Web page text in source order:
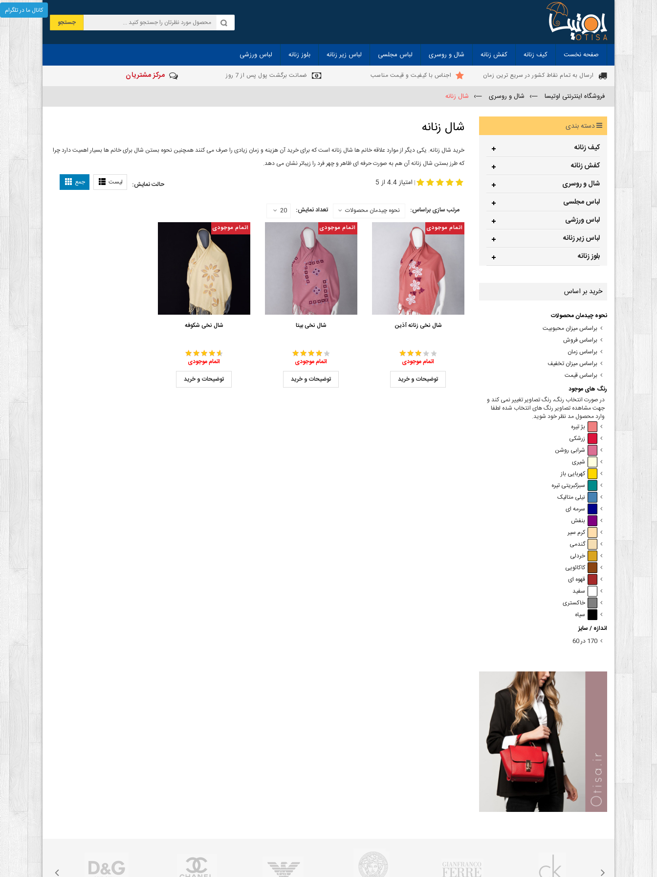
جستجو
صفحه نخست کیف زنانه کفش زنانه شال و روسری لباس مجلسی لباس زیر زنانه بلوز زنانه لباس ورزشی
ارسال به تمام نقاط کشور در سریع ترین زمان اجناس با کیفیت و قیمت مناسب ضمانت برگشت پول پس از 7 روز مرکز مشتریان
فروشگاه اینترنتی اوتیسا —› شال و روسری —› شال زنانه
شال زنانه
خرید شال زنانه. یکی دیگر از موارد علاقه خانم ها شال زنانه است که برای خرید آن هزینه و زمان زیادی را صرف می کنند همچنین نحوه بستن شال برای خانم ها بسیار اهمیت دارد چرا
که طرز بستن شال زنانه آن هم به صورت حرفه ای ظاهر و چهر فرد را زیباتر نشان می دهد.
حالت نمایش: لیست جمع | امتیاز 4.4 از 5
مرتب سازی براساس: نحوه چیدمان محصولات تعداد نمایش: 20
اتمام موجودی
شال نخی زنانه آذین
اتمام موجودی
توضیحات و خرید
اتمام موجودی
شال نخی بیتا
اتمام موجودی
توضیحات و خرید
اتمام موجودی
شال نخی شکوفه
اتمام موجودی
توضیحات و خرید
دسته بندی
کیف زنانه
کفش زنانه
شال و روسری
لباس مجلسی
لباس ورزشی
لباس زیر زنانه
بلوز زنانه
خرید بر اساس
نحوه چیدمان محصولات
براساس میزان محبوبیت
براساس فروش
براساس زمان
براساس میزان تخفیف
براساس قیمت
رنگ های موجود
در صورت انتخاب رنگ، رنگ تصاویر تغییر نمی کند و
جهت مشاهده تصاویر رنگ های انتخاب شده لطفا
وارد محصول مد نظر خود شوید.
بژ تیره
زرشکی
شرابی روشن
شیری
کهربایی باز
سبزکبریتی تیره
نیلی متالیک
سرمه ای
بنفش
کرم سیر
گندمی
خردلی
کاکائویی
قهوه ای
سفید
خاکستری
سیاه
اندازه / سایز
170 در 60
کانال ما در تلگرام